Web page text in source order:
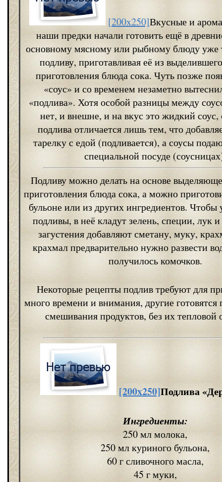
[200x250]Вкусные и
наши предки начали готовить ещё в
основному мясному или рыбному блюду уже
подливу, приготавливая её из
приготовления блюда сока. Чуть позже
«соус» и со временем незаметно
«подлива». Хотя особой разницы между
нет, и внешне, и на вкус это жидкий соус,
подлива отличается лишь тем, что
тарелку с едой (подливается), а соусы
специальной посуде
Подливу можно делать на основе
приготовления блюда сока, а можно
бульоне или из других ингредиентов. Чтобы
подливы, в неё кладут зелень, специи, лук
загустения добавляют сметану, муку,
крахмал предварительно нужно развести
получилось комочков.
Некоторые рецепты подлив требуют для
много времени и внимания, другие готовятся
смешивания продуктов, без их тепловой
[200x250]Подлива
Ингредиенты:
250 мл молока,
250 мл куриного бульона,
60 г сливочного масла,
45 г муки,